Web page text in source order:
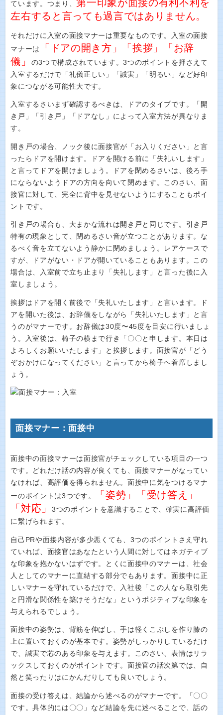
ています。つまり、 第一印象が面接の有利不利を
左右すると言っても過言ではありません。
それだけに入室の面接マナーは重要なものです。入室の面接
マナーは
「ドアの開き方」「挨拶」「お辞
儀」
の3つで構成されています。3つのポイントを押さえて
入室するだけで「礼儀正しい」「誠実」「明るい」など好印
象につながる可能性大です。
入室するさいまず確認するべきは、ドアのタイプです。「開
き戸」「引き戸」「ドアなし」によって入室方法が異なりま
す。
開き戸の場合、ノック後に面接官が「お入りください」と言
ったらドアを開けます。ドアを開ける前に「失礼いします」
と言ってドアを開けましょう。ドアを閉めるさいは、後ろ手
にならないようドアの方向を向いて閉めます。このさい、面
接官に対して、完全に背中を見せないようにすることもポイ
ントです。
引き戸の場合も、大まかな流れは開き戸と同じです。引き戸
特有の現象として、閉めるさい音が立つことがあります。な
るべく音を立てないよう静かに閉めましょう。レアケースで
すが、ドアがない・ドアが開いていることもあります。この
場合は、入室前で立ち止まり「失礼します」と言った後に入
室しましょう。
挨拶はドアを開く前後で「失礼いたします」と言います。ド
アを開いた後は、お辞儀をしながら「失礼いたします」と言
うのがマナーです。お辞儀は30度〜45度を目安に行いましょ
う。入室後は、椅子の横まで行き「〇〇と申します。本日は
よろしくお願いいたします」と挨拶します。面接官が「どう
ぞおかけになってください」と言ってから椅子へ着席しまし
ょう。
面接マナー：面接中
面接中の面接マナーは面接官がチェックしている項目の一つ
です。どれだけ話の内容が良くても、面接マナーがなってい
なければ、高評価を得られません。面接中に気をつけるマナ
ーのポイントは3つです。
「姿勢」「受け答え」
「対応」
3つのポイントを意識することで、確実に高評価
に繋げられます。
自己PRや面接内容が多少悪くても、3つのポイントさえ守れ
ていれば、面接官はあなたという人間に対してはネガティブ
な印象を抱かないはずです。とくに面接中のマナーは、社会
人としてのマナーに直結する部分でもあります。面接中に正
しいマナーを守れているだけで、入社後「この人なら取引先
と円滑な関係性を築けそうだな」というポジティブな印象を
与えられるでしょう。
面接中の姿勢は、背筋を伸ばし、手は軽くこぶしを作り膝の
上に置いておくのが基本です。姿勢がしっかりしているだけ
で、誠実で芯のある印象を与えます。このさい、表情はリラ
ックスしておくのがポイントです。面接官の話次第では、自
然と笑ったりはにかんだりしても良いでしょう。
面接の受け答えは、結論から述べるのがマナーです。「〇〇
です。具体的には〇〇」など結論を先に述べることで、話の